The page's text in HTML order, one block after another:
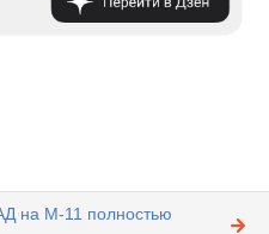
на М-11 полностью